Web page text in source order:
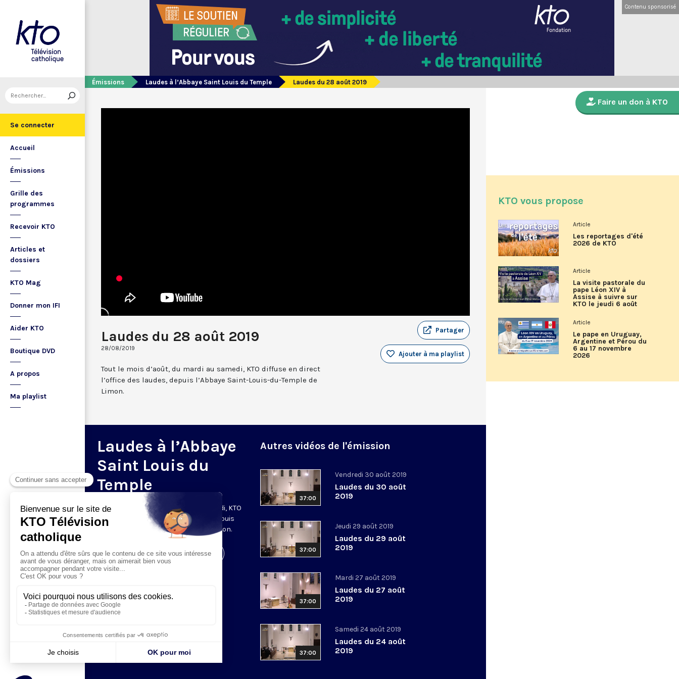
Se connecter
Accueil
Émissions
Grille des
programmes
Recevoir KTO
Articles et
dossiers
KTO Mag
Donner mon IFI
Aider KTO
Boutique DVD
A propos
Ma playlist
Contenu sponsorisé
Émissions Laudes à l’Abbaye Saint Louis du Temple Laudes du 28 août 2019
Laudes du 28 août 2019
28/08/2019
Partager
Ajouter à ma playlist
Tout le mois d’août, du mardi au samedi, KTO diffuse en direct
l’office des laudes, depuis l’Abbaye Saint-Louis-du-Temple de
Limon.
Laudes à l’Abbaye
Saint Louis du
Temple
Tout le mois d’août, du mardi au samedi, KTO
diffuse en direct l’office des laudes, depuis
l’Abbaye Saint-Louis-du-Temple de Limon.
Visiter la page de l'émission
Autres vidéos de l'émission
37:00
Vendredi 30 août 2019
Laudes du 30 août
2019
37:00
Jeudi 29 août 2019
Laudes du 29 août
2019
37:00
Mardi 27 août 2019
Laudes du 27 août
2019
37:00
Samedi 24 août 2019
Laudes du 24 août
2019
Faire un don à KTO
KTO vous propose
Article
Les reportages d'été
2026 de KTO
Article
La visite pastorale du
pape Léon XIV à
Assise à suivre sur
KTO le jeudi 6 août
Article
Le pape en Uruguay,
Argentine et Pérou du
6 au 17 novembre
2026